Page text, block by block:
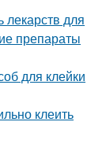
для
препараты
для клейки
клеить